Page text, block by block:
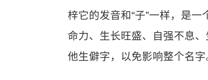
梓它的发音和“子”一样，是
命力、生长旺盛、自强不息
他生僻字，以免影响整个名字